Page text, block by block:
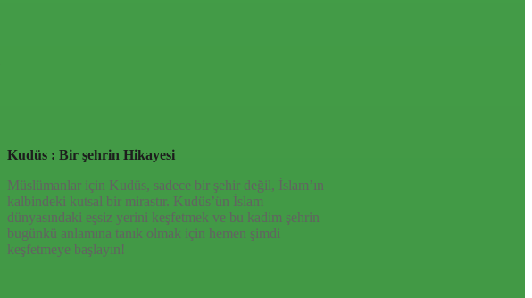
Kudüs : Bir şehrin Hikayesi
Müslümanlar için Kudüs, sadece bir şehir değil, İslam’ın
kalbindeki kutsal bir mirastır. Kudüs’ün İslam
dünyasındaki eşsiz yerini keşfetmek ve bu kadim şehrin
bugünkü anlamına tanık olmak için hemen şimdi
keşfetmeye başlayın!